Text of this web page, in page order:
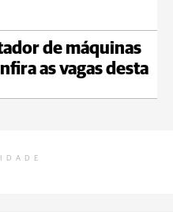
de máquinas
as vagas desta